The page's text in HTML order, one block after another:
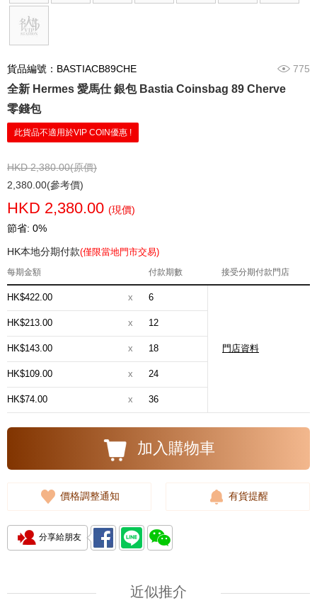
貨品編號：BASTIACB89CHE 775
全新 Hermes 愛馬仕 銀包 Bastia Coinsbag 89 Cherve
零錢包
此貨品不適用於VIP COIN優惠 !
HKD 2,380.00(原價)
2,380.00(參考價)
HKD 2,380.00 (現價)
節省: 0%
HK本地分期付款(僅限當地門市交易)
每期金額 付款期數 接受分期付款門店
HK$422.00 x 6
門店資料
HK$213.00 x 12
HK$143.00 x 18
HK$109.00 x 24
HK$74.00 x 36
加入購物車
價格調整通知 有貨提醒
分享給朋友
近似推介